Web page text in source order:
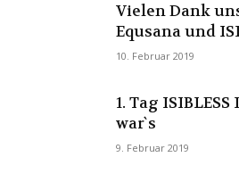
Vielen Dank
Equsana und
10. Februar 2019
1. Tag
war`s
9. Februar 2019